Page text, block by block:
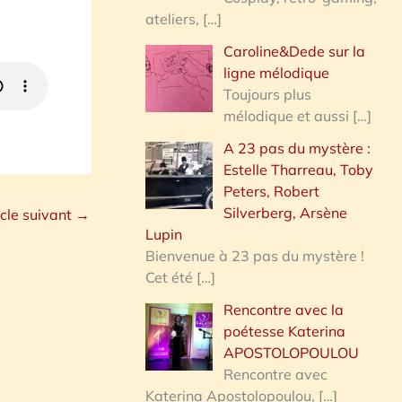
suivant →
ateliers, […]
Caroline&Dede sur la
ligne mélodique
Toujours plus
mélodique et aussi […]
A 23 pas du mystère :
Estelle Tharreau, Toby
Peters, Robert
Silverberg, Arsène
Lupin
Bienvenue à 23 pas du mystère !
Cet été […]
Rencontre avec la
poétesse Katerina
APOSTOLOPOULOU
Rencontre avec
Katerina Apostolopoulou, […]